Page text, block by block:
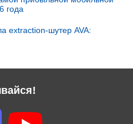
года
extraction-шутер AVA: